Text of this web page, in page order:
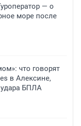
— о
море после
что говорят
в Алексине,
БПЛА